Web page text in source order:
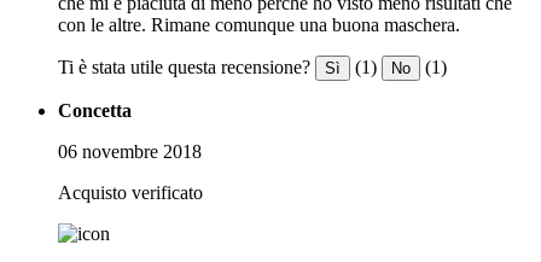
con le altre. Rimane comunque una buona maschera.
Ti è stata utile questa recensione? Sì (1) No (1)
Concetta
06 novembre 2018
Acquisto verificato